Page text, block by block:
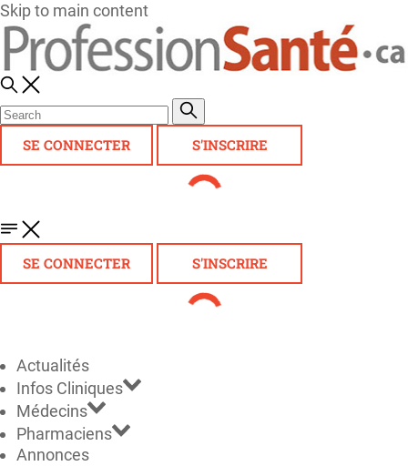
Skip to main content
SE CONNECTER S'INSCRIRE
SE CONNECTER S'INSCRIRE
Actualités
Infos Cliniques
Médecins
Pharmaciens
Annonces